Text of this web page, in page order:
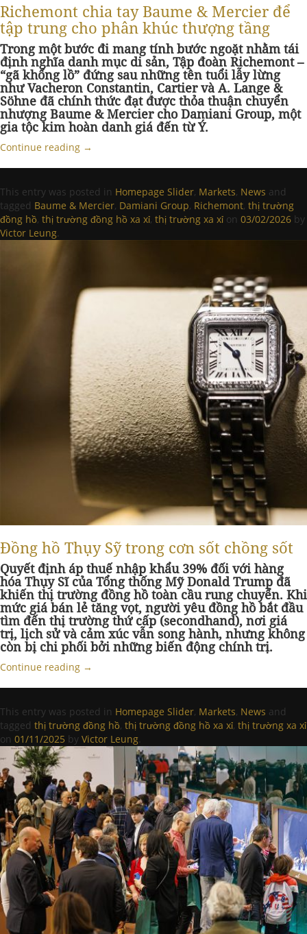
Richemont chia tay Baume & Mercier để
tập trung cho phân khúc thượng tầng
Trong một bước đi mang tính bước ngoặt nhằm tái
định nghĩa danh mục di sản, Tập đoàn Richemont–
“gã khổng lồ” đứng sau nhữngtên tuổi lẫy lừng
như Vacheron Constantin, Cartier và A. Lange &
Söhne đã chính thức đạt được thỏa thuận chuyển
nhượng Baume & Mercier cho Damiani Group, một
gia tộc kim hoàn danh giá đến từ Ý.
Continue reading →
This entry was posted in Homepage Slider, Markets, News and
tagged Baume & Mercier, Damiani Group, Richemont, thị trường
đồng hồ, thị trường đồng hồ xa xỉ, thị trường xa xỉ on 03/02/2026 by
Victor Leung.
Đồng hồ Thụy Sỹ trong cơn sốt chồng sốt
Quyết định áp thuế nhập khẩu 39% đối với hàng
hóa Thụy Sĩ của Tổng thống Mỹ Donald Trump đã
khiến thị trường đồng hồ toàn cầu rung chuyển. Khi
mức giá bán lẻ tăng vọt, người yêu đồng hồ bắt đầu
tìm đến thị trường thứ cấp (secondhand), nơi giá
trị, lịch sử và cảm xúc vẫn song hành, nhưng không
còn bị chi phối bởi những biến động chính trị.
Continue reading →
This entry was posted in Homepage Slider, Markets, News and
tagged thị trường đồng hồ, thị trường đồng hồ xa xỉ, thị trường xa xỉ
on 01/11/2025 by Victor Leung.